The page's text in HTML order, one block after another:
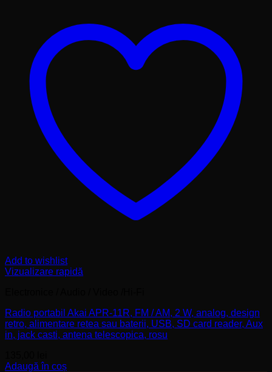
Add to wishlist
Vizualizare rapidă
Radio portabil Akai APR-11R, FM / AM, 2 W, analog, design
retro, alimentare retea sau baterii, USB, SD card reader, Aux
in, jack casti, antena telescopica, rosu
Adaugă în coș